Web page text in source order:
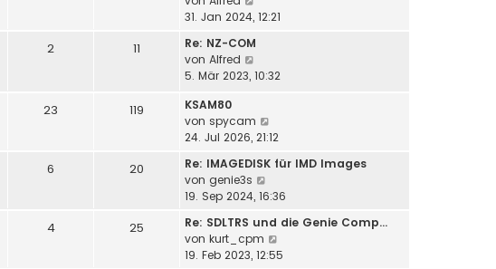
r
B
r
t
B
t
r
g
e
e
t
B
e
i
t
g
31. Jan 2024, 12:21
2 11
Re: NZ-COM
von Alfred
e
s
t
e
r
B
e
i
t
r
5. Mär 2023, 10:32
23 119
KSAM80
von spycam
e
e
t
e
r
B
24. Jul 2026, 21:12
6 20
Re: IMAGEDISK für IMD Images
von genie3s
e
e
s
t
19. Sep 2024, 16:36
4 25
Re: SDLTRS und die Genie Comp…
von kurt_cpm
e
19. Feb 2023, 12:55